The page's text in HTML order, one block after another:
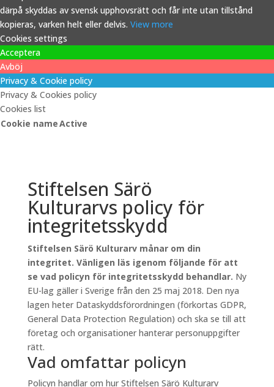
därpå skyddas av svensk upphovsrätt och får inte utan tillstånd
kopieras, varken helt eller delvis. View more
Cookies settings
Acceptera
Avböj
Privacy & Cookie policy
Privacy & Cookies policy
Cookies list
Cookie nameActive
Stiftelsen Särö
Kulturarvs policy för
integritetsskydd
Stiftelsen Särö Kulturarv månar om din
integritet. Vänligen läs igenom följande för att
se vad policyn för integritetsskydd behandlar. Ny
EU-lag gäller i Sverige från den 25 maj 2018. Den nya
lagen heter Dataskyddsförordningen (förkortas GDPR,
General Data Protection Regulation) och ska se till att
företag och organisationer hanterar personuppgifter
rätt.
Vad omfattar policyn
Policyn handlar om hur Stiftelsen Särö Kulturarv